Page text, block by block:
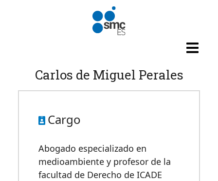
Pasar al contenido principal
Carlos de Miguel Perales
Cargo
Abogado especializado en
medioambiente y profesor de la
facultad de Derecho de ICADE